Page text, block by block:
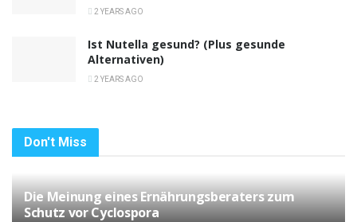
2 YEARS AGO
Ist Nutella gesund? (Plus gesunde
Alternativen)
2 YEARS AGO
Don't Miss
Die Meinung eines Ernährungsberaters zum
Schutz vor Cyclospora